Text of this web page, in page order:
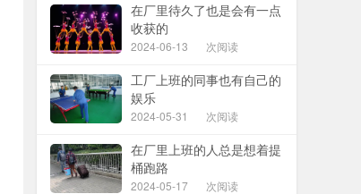
在厂里待久了也是会有一点
收获的
2024-06-13 次阅读
工厂上班的同事也有自己的
娱乐
2024-05-31 次阅读
在厂里上班的人总是想着提
桶跑路
2024-05-17 次阅读